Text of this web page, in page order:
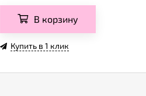
В корзину
Купить в 1 клик